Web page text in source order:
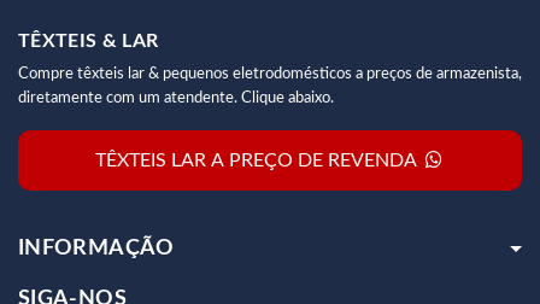
TÊXTEIS & LAR
Compre têxteis lar & pequenos eletrodomésticos a preços de armazenista,
diretamente com um atendente. Clique abaixo.
TÊXTEIS LAR A PREÇO DE REVENDA
INFORMAÇÃO
SIGA-NOS